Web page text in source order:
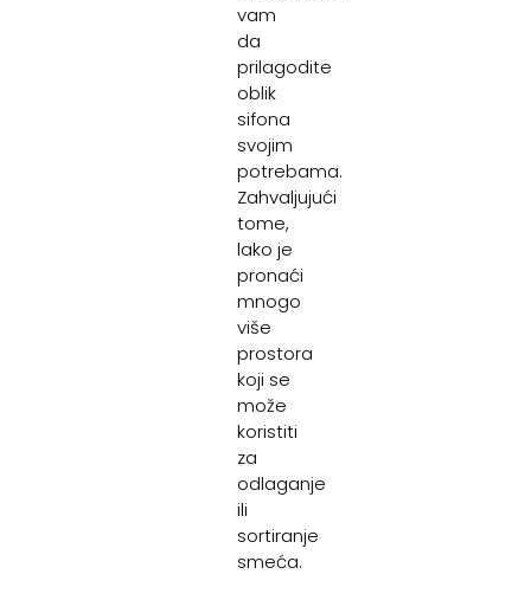
vam
da
prilagodite
oblik
sifona
svojim
potrebama.
Zahvaljujući
tome,
lako je
pronaći
mnogo
više
prostora
koji se
može
koristiti
za
odlaganje
ili
sortiranje
smeća.